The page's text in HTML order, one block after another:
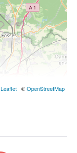
Leaflet | ©OpenStreetMap